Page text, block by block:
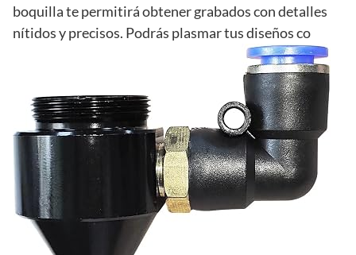
boquilla te permitirá obtener grabados con detalles
nítidos y precisos. Podrás plasmar tus diseños co